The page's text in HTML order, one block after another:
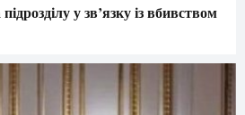
у зв’язку із вбивством